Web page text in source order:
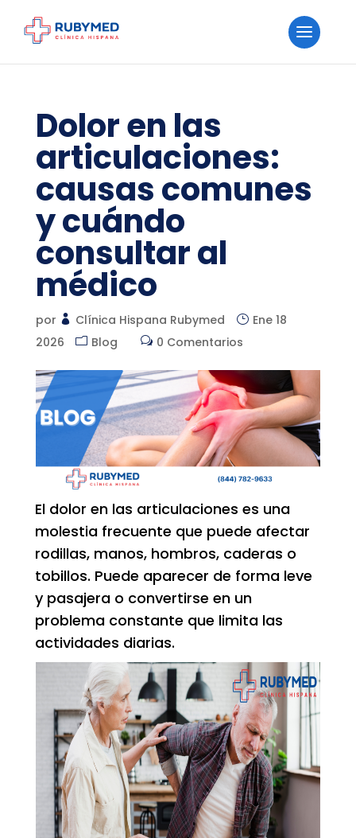
Dolor en las
articulaciones:
causas comunes
y cuándo
consultar al
médico
por Clínica Hispana Rubymed
Ene 18
2026
Blog 0 Comentarios
El dolor en las articulaciones es una
molestia frecuente que puede afectar
rodillas, manos, hombros, caderas o
tobillos. Puede aparecer de forma leve
y pasajera o convertirse en un
problema constante que limita las
actividades diarias.